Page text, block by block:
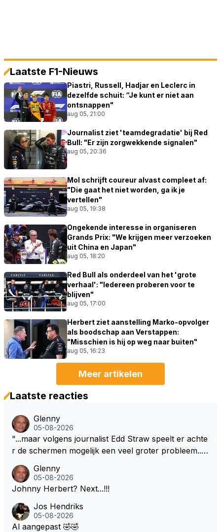
Laatste F1-Nieuws
Piastri, Russell, Hadjar en Leclerc in
dezelfde schuit: “Je kunt er niet aan
ontsnappen"
aug 05, 21:00
Journalist ziet 'teamdegradatie' bij Red
Bull: "Er zijn zorgwekkende signalen"
aug 05, 20:36
Mol schrijft coureur alvast compleet af:
"Die gaat het niet worden, ga ik je
vertellen"
aug 05, 19:38
Ongekende interesse in organiseren
Grands Prix: "We krijgen meer verzoeken
uit China en Japan"
aug 05, 18:20
Red Bull als onderdeel van het 'grote
verhaal': "Iedereen proberen voor te
blijven"
aug 05, 17:00
Herbert ziet aanstelling Marko-opvolger
als boodschap aan Verstappen:
"Misschien is hij op weg naar buiten"
aug 05, 16:23
Meer artikelen
Laatste reacties
Glenny
05-08-2026
"...maar volgens journalist Edd Straw speelt er achte
r de schermen mogelijk een veel groter probleem..."
Glenny
05-08-2026
Johnny Herbert? Next...!!!
Jos Hendriks
05-08-2026
Al aangepast 🤣🤣